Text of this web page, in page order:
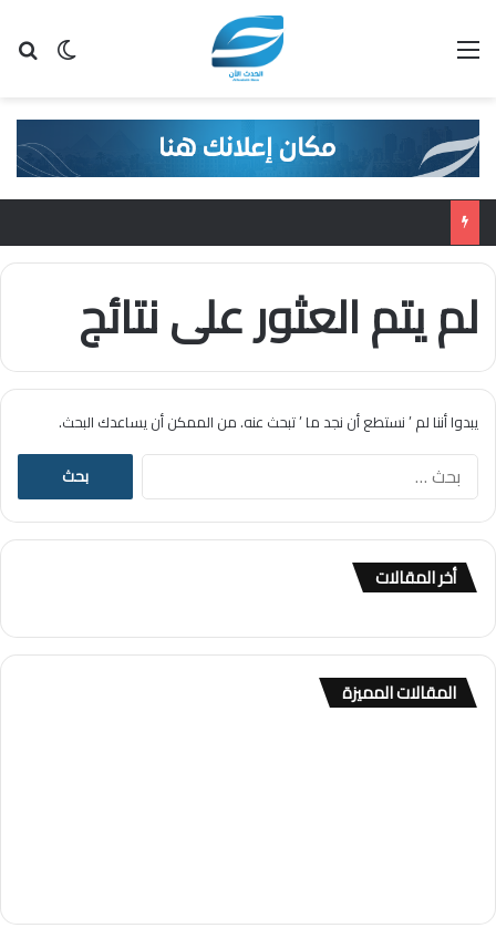
لم يتم العثور على نتائج
يبدوا أننا لم ’ نستطع أن نجد ما ’ تبحث عنه. من الممكن أن يساعدك البحث.
ا
ح
أخر المقالات
المقالات المميزة